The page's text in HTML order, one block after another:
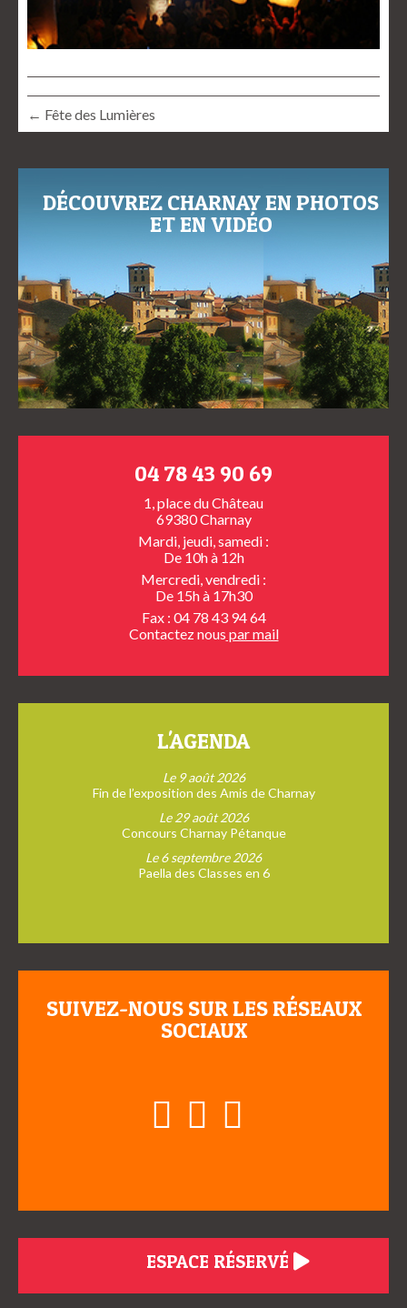
← Fête des Lumières
DÉCOUVREZ CHARNAY EN PHOTOS
ET EN VIDÉO
04 78 43 90 69
1, place du Château
69380 Charnay
Mardi, jeudi, samedi :
De 10h à 12h
Mercredi, vendredi :
De 15h à 17h30
Fax : 04 78 43 94 64
Contactez nous par mail
L'AGENDA
Le 9 août 2026
Fin de l’exposition des Amis de Charnay
Le 29 août 2026
Concours Charnay Pétanque
Le 6 septembre 2026
Paella des Classes en 6
SUIVEZ-NOUS SUR LES RÉSEAUX
SOCIAUX
ESPACE RÉSERVÉ